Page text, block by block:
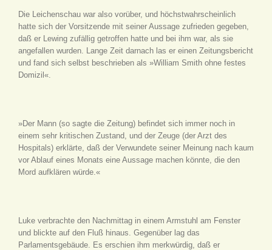
Die Leichenschau war also vorüber, und höchstwahrscheinlich
hatte sich der Vorsitzende mit seiner Aussage zufrieden gegeben,
daß er Lewing zufällig getroffen hatte und bei ihm war, als sie
angefallen wurden. Lange Zeit darnach las er einen Zeitungsbericht
und fand sich selbst beschrieben als »William Smith ohne festes
Domizil«.
»Der Mann (so sagte die Zeitung) befindet sich immer noch in
einem sehr kritischen Zustand, und der Zeuge (der Arzt des
Hospitals) erklärte, daß der Verwundete seiner Meinung nach kaum
vor Ablauf eines Monats eine Aussage machen könnte, die den
Mord aufklären würde.«
Luke verbrachte den Nachmittag in einem Armstuhl am Fenster
und blickte auf den Fluß hinaus. Gegenüber lag das
Parlamentsgebäude. Es erschien ihm merkwürdig, daß er